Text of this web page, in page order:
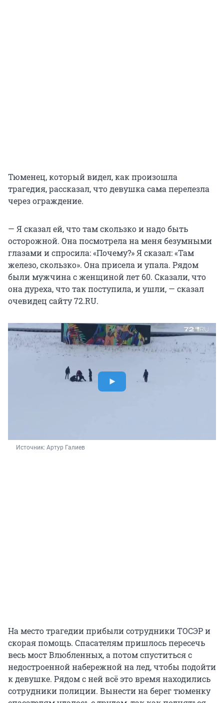
Тюменец, который видел, как произошла
трагедия, рассказал, что девушка сама перелезла
через ограждение.
— Я сказал ей, что там скользко и надо быть
осторожной. Она посмотрела на меня безумными
глазами и спросила: «Почему?» Я сказал: «Там
железо, скользко». Она присела и упала. Рядом
были мужчина с женщиной лет 60. Сказали, что
она дуреха, что так поступила, и ушли, — сказал
очевидец сайту 72.RU.
Источник: Артур Галиев
На место трагедии прибыли сотрудники ТОСЭР и
скорая помощь. Спасателям пришлось пересечь
весь мост Влюбленных, а потом спуститься с
недостроенной набережной на лед, чтобы подойти
к девушке. Рядом с ней всё это время находились
сотрудники полиции. Вынести на берег тюменку